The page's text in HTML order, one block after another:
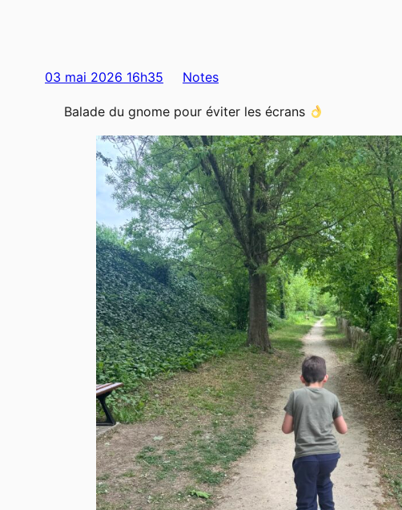
03 mai 2026 16h35 Notes
Balade du gnome pour éviter les écrans